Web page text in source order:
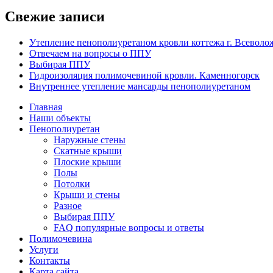
Свежие записи
Утепление пенополиуретаном кровли коттежа г.
Отвечаем на вопросы о ППУ
Выбирая ППУ
Гидроизоляция полимочевиной кровли. Каменногорск
Внутреннее утепление мансарды пенополиуретаном
Главная
Наши объекты
Пенополиуретан
Наружные стены
Скатные крыши
Плоские крыши
Полы
Потолки
Крыши и стены
Разное
Выбирая ППУ
FAQ популярные вопросы и ответы
Полимочевина
Услуги
Контакты